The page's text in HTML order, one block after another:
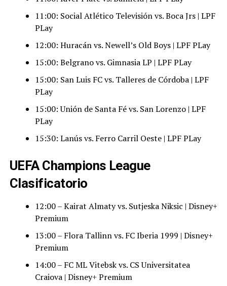
11:00: Social Atlético Televisión vs. Boca Jrs | LPF
PLay
12:00: Huracán vs. Newell’s Old Boys | LPF PLay
15:00: Belgrano vs. Gimnasia LP | LPF PLay
15:00: San Luis FC vs. Talleres de Córdoba | LPF
PLay
15:00: Unión de Santa Fé vs. San Lorenzo | LPF
PLay
15:30: Lanús vs. Ferro Carril Oeste | LPF PLay
UEFA Champions League
Clasificatorio
12:00 – Kairat Almaty vs. Sutjeska Niksic | Disney+
Premium
13:00 – Flora Tallinn vs. FC Iberia 1999 | Disney+
Premium
14:00 – FC ML Vitebsk vs. CS Universitatea
Craiova | Disney+ Premium